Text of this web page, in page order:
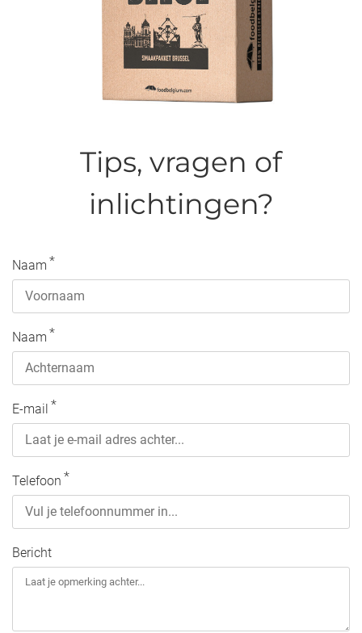
Tips, vragen of
inlichtingen?
Naam *
Naam *
E-mail *
Telefoon *
Bericht